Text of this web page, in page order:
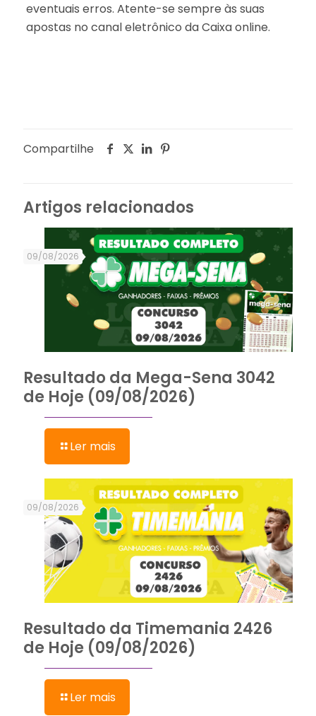
eventuais erros. Atente-se sempre às suas
apostas no canal eletrônico da Caixa online.
Compartilhe
Artigos relacionados
09/08/2026
Resultado da Mega-Sena 3042
de Hoje (09/08/2026)
Ler mais
09/08/2026
Resultado da Timemania 2426
de Hoje (09/08/2026)
Ler mais